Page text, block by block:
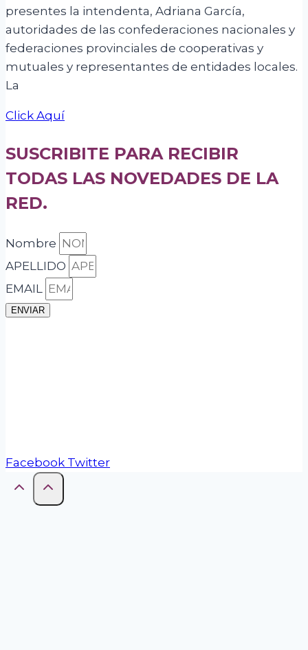
presentes la intendenta, Adriana García,
autoridades de las confederaciones nacionales y
federaciones provinciales de cooperativas y
mutuales y representantes de entidades locales.
La
Click Aquí
SUSCRIBITE PARA RECIBIR
TODAS LAS NOVEDADES DE LA
RED.
Nombre
APELLIDO
EMAIL
ENVIAR
Facebook Twitter